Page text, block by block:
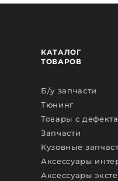
КАТАЛОГ
ТОВАРОВ
Б/у запчасти
Тюнинг
Товары с
Запчасти
Кузовные
Аксессуары
Аксессуары